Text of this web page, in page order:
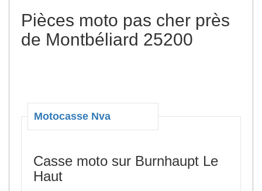
Pièces moto pas cher près
de Montbéliard 25200
Motocasse Nva
Casse moto sur Burnhaupt Le
Haut